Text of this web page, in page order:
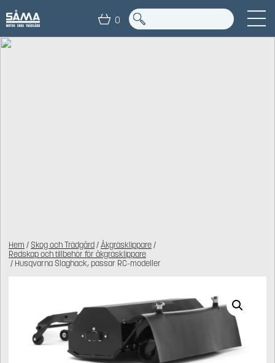
0
Hem / Skog och Trädgård/Åkgräsklippare/
Redskap och tillbehör för åkgräsklippare
/ Husqvarna Slaghack, passar RC-modeller